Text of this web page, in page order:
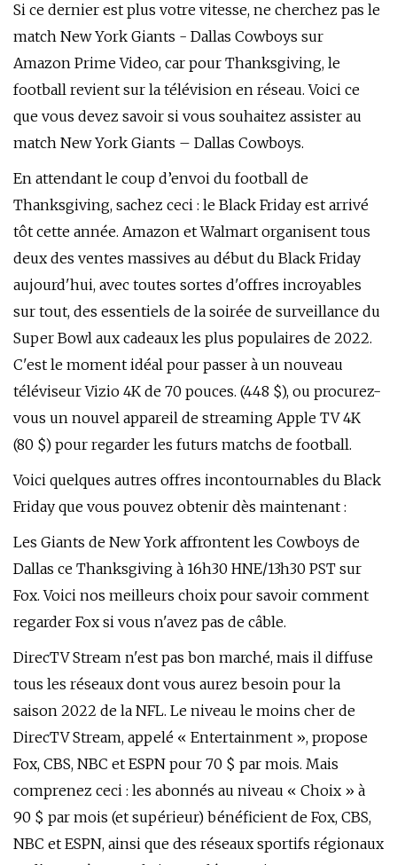
Si ce dernier est plus votre vitesse, ne cherchez pas le
match New York Giants - Dallas Cowboys sur
Amazon Prime Video, car pour Thanksgiving, le
football revient sur la télévision en réseau. Voici ce
que vous devez savoir si vous souhaitez assister au
match New York Giants – Dallas Cowboys.
En attendant le coup d’envoi du football de
Thanksgiving, sachez ceci : le Black Friday est arrivé
tôt cette année. Amazon et Walmart organisent tous
deux des ventes massives au début du Black Friday
aujourd'hui, avec toutes sortes d'offres incroyables
sur tout, des essentiels de la soirée de surveillance du
Super Bowl aux cadeaux les plus populaires de 2022.
C'est le moment idéal pour passer à un nouveau
téléviseur Vizio 4K de 70 pouces. (448 $), ou procurez-
vous un nouvel appareil de streaming Apple TV 4K
(80 $) pour regarder les futurs matchs de football.
Voici quelques autres offres incontournables du Black
Friday que vous pouvez obtenir dès maintenant :
Les Giants de New York affrontent les Cowboys de
Dallas ce Thanksgiving à 16h30 HNE/13h30 PST sur
Fox. Voici nos meilleurs choix pour savoir comment
regarder Fox si vous n'avez pas de câble.
DirecTV Stream n'est pas bon marché, mais il diffuse
tous les réseaux dont vous aurez besoin pour la
saison 2022 de la NFL. Le niveau le moins cher de
DirecTV Stream, appelé « Entertainment », propose
Fox, CBS, NBC et ESPN pour 70 $ par mois. Mais
comprenez ceci : les abonnés au niveau « Choix » à
90 $ par mois (et supérieur) bénéficient de Fox, CBS,
NBC et ESPN, ainsi que des réseaux sportifs régionaux